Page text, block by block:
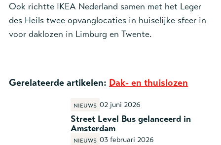
Ook richtte IKEA Nederland samen met het Leger
des Heils twee opvanglocaties in huiselijke sfeer in
voor daklozen in Limburg en Twente.
Gerelateerde artikelen: Dak- en thuislozen
Street Level Bus gelanceerd in
Amsterdam
Nieuws 02 juni 2026
Nieuws 03 februari 2026